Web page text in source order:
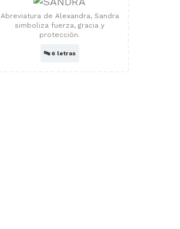
Abreviatura de Alexandra, Sandra
simboliza fuerza, gracia y
protección.
🔤6 letras